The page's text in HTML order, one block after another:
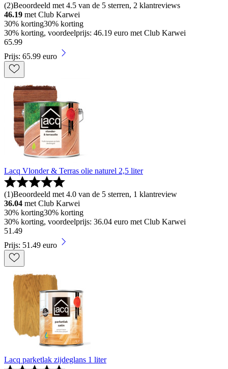
(2)Beoordeeld met 4.5 van de 5 sterren, 2 klantreviews
46.19 met Club Karwei
30% korting30% korting
30% korting, voordeelprijs: 46.19 euro met Club Karwei
65.99
Prijs: 65.99 euro
Lacq Vlonder & Terras olie naturel 2,5 liter
(1)Beoordeeld met 4.0 van de 5 sterren, 1 klantreview
36.04 met Club Karwei
30% korting30% korting
30% korting, voordeelprijs: 36.04 euro met Club Karwei
51 .49
Prijs: 51.49 euro
Lacq parketlak zijdeglans 1 liter